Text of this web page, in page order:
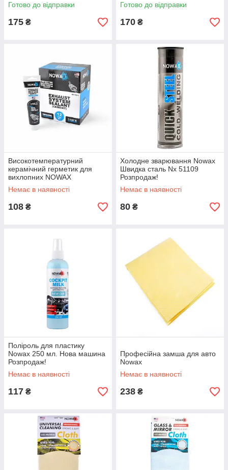
Готово до відправки
175 ₴
Готово до відправки
170 ₴
Високотемпературний
керамічний герметик для
вихлопних NOWAX
(NX13215) 150 г. +1100 °C
Немає в наявності
108 ₴
Холодне зварювання Nowax
Швидка сталь Nх 51109
Розпродаж!
Немає в наявності
80 ₴
Поліроль для пластику
Nowax 250 мл. Нова машина
Розпродаж!
Немає в наявності
117 ₴
Професійна замша для авто
Nowax
Немає в наявності
238 ₴